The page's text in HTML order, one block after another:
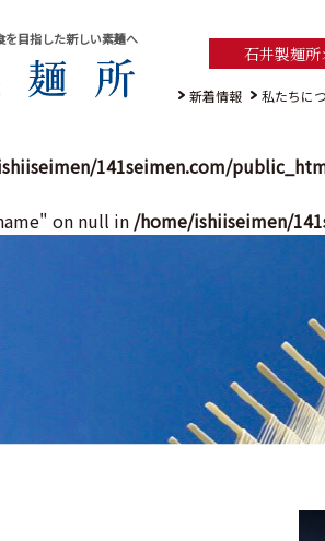
目指した新しい素麺へ
石井製麺
新着情報 私たちに
141seimen.com/
on null in /home/ishiiseimen/